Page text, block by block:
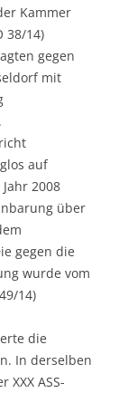
Kammer
38/14)
gegen
mit
auf
2008
über
gegen die
wurde vom
14)
die
In derselben
ASS-